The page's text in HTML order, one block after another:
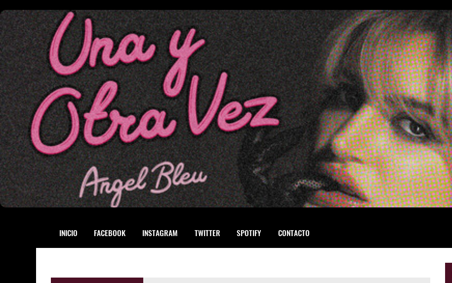
INICIO FACEBOOK INSTAGRAM TWITTER SPOTIFY CONTACTO